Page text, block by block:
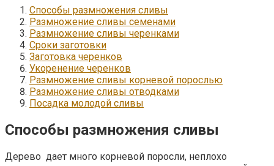
Способы размножения сливы
Размножение сливы семенами
Размножение сливы черенками
Сроки заготовки
Заготовка черенков
Укоренение черенков
Размножение сливы корневой порослью
Размножение сливы отводками
Посадка молодой сливы
Способы размножения сливы
Дерево дает много корневой поросли, неплохо